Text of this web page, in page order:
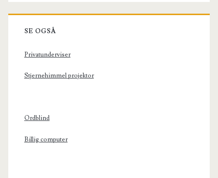
SE OGSÅ
Privatunderviser
Stjernehimmel projektor
Ordblind
Billig computer